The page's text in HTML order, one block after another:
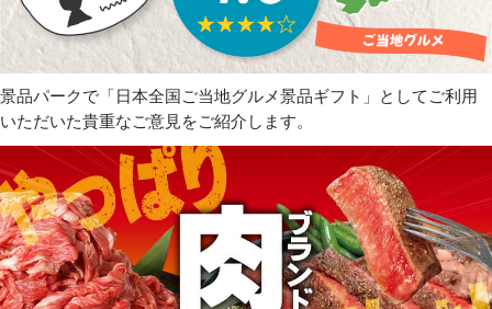
景品パークで「日本全国ご当地グルメ景品ギフト」としてご利用
いただいた貴重なご意見をご紹介します。